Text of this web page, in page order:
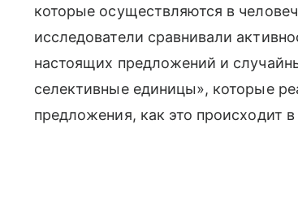
которые осуществляются в
исследователи сравнивали
настоящих предложений и
селективные единицы», которые
предложения, как это происходит в